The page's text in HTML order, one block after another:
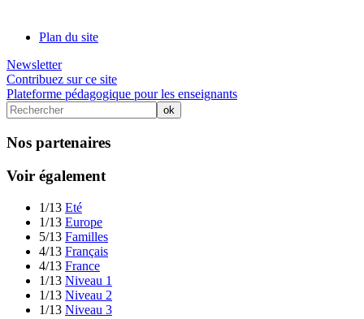
Plan du site
Newsletter
Contribuez sur ce site
Plateforme pédagogique pour les enseignants
Nos partenaires
Voir également
1/13 Eté
1/13 Europe
5/13 Familles
4/13 Français
4/13 France
1/13 Niveau 1
1/13 Niveau 2
1/13 Niveau 3